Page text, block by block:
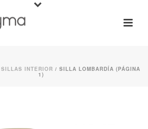
SILLAS INTERIOR / SILLA LOMBARDÍA (PÁGINA
1)